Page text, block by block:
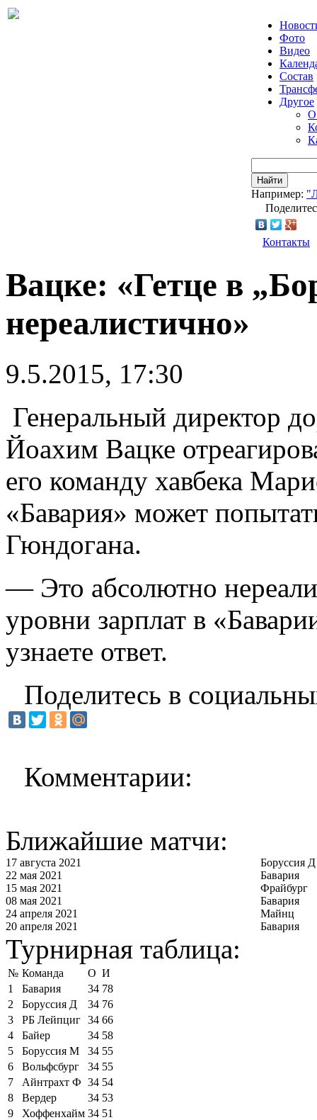
Фото
Видео
Состав
Другое
О
Найти
Например:
Контакты
Вацке: «Гетце в
нереалистично»
9.5.2015, 17:30
Генеральный директор
Йоахим Вацке
его команду хавбека
«Бавария» может
Гюндогана.
— Это абсолютно
уровни зарплат в
узнаете ответ.
Поделитесь в
Комментарии:
Ближайшие матчи:
17 августа 2021
Боруссия Д
22 мая 2021
Бавария
15 мая 2021
Фрайбург
08 мая 2021
Бавария
24 апреля 2021
Майнц
20 апреля 2021
Бавария
Турнирная таблица:
№ Команда О И
1
Бавария 34 78
2
Боруссия Д 34 76
3
РБ Лейпциг 34 66
4
Байер 34 58
5
Боруссия М 34 55
6
Вольфсбург 34 55
7
Айнтрахт Ф 34 54
8
Вердер 34 53
9
Хоффенхайм 34 51